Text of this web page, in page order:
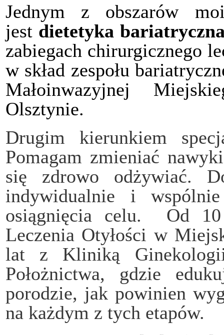
Jednym z obszarów
jest dietetyka
zabiegach chirurgicznego
w skład zespołu
Małoinwazyjnej
Olsztynie.
Drugim kierunkiem
Pomagam zmieniać
się zdrowo odżywiać.
indywidualnie i
osiągnięcia celu. Od 10
Leczenia Otyłości w
lat z Kliniką
Położnictwa, gdzie
porodzie, jak powinien
na każdym z tych etapów.